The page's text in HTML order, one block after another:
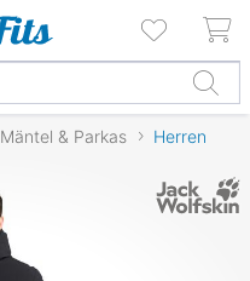
Mäntel & Parkas Herren